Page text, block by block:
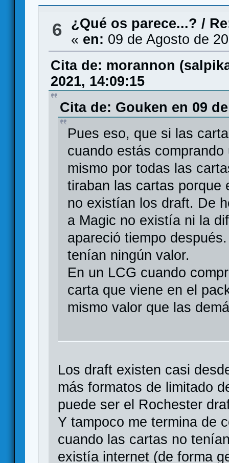
6 ¿Qué os parece...? /
« en: 09 de Agosto de
Cita de: morannon
2021, 14:09:15
Cita de: Gouken en 09
Pues eso, que si las
cuando estás
mismo por todas las
tiraban las cartas porque
no existían los draft. De
a Magic no existía ni la
apareció tiempo
tenían ningún valor.
En un LCG cuando
carta que viene en el
mismo valor que las
Los draft existen casi
más formatos de limitado
puede ser el Rochester
Y tampoco me termina de
cuando las cartas no
existía internet (de forma